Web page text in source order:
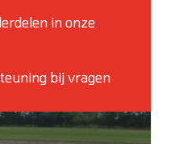
in onze
bij vragen